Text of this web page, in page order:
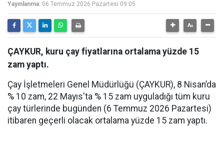
Yayınlanma: 06 Temmuz 2026 Pazartesi 09:05
ÇAYKUR, kuru çay fiyatlarına ortalama yüzde 15
zam yaptı.
Çay İşletmeleri Genel Müdürlüğü (ÇAYKUR), 8 Nisan’da
% 10 zam, 22 Mayıs'ta % 15 zam uyguladığı tüm kuru
çay türlerinde bugünden (6 Temmuz 2026 Pazartesi)
itibaren geçerli olacak ortalama yüzde 15 zam yaptı.